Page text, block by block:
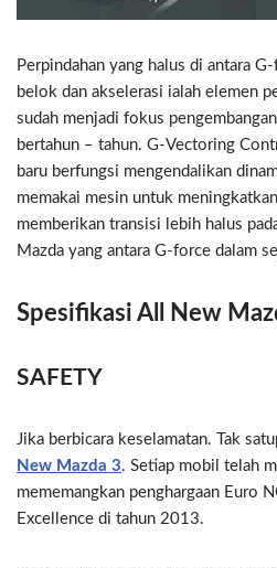
Perpindahan yang halus di antara
belok dan akselerasi ialah elemen
sudah menjadi fokus
bertahun – tahun. G-Vectoring
baru berfungsi mengendalikan
memakai mesin untuk
memberikan transisi lebih halus
Mazda yang antara G-force dalam
Spesifikasi All New
SAFETY
Jika berbicara keselamatan. Tak
New Mazda 3. Setiap mobil telah
mememangkan penghargaan Euro
Excellence di tahun 2013.